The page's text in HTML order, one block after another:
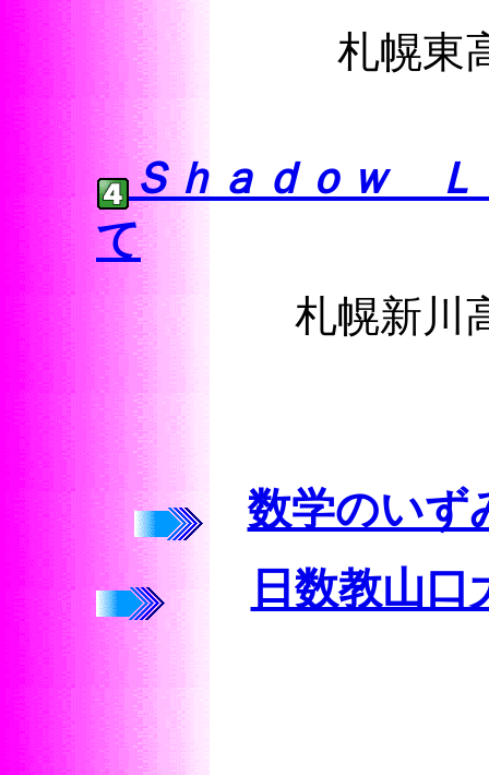
札幌
Ｓｈａｄｏｗ Ｌ
て
札幌
数学のい
日数教山